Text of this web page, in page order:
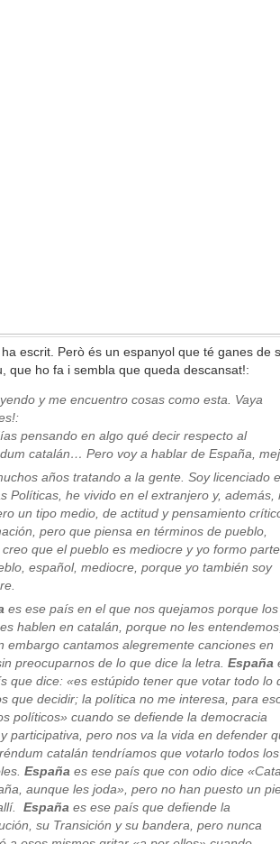
escrit. Però és un espanyol que té ganes de
que ho fa i sembla que queda descansat!:
y me encuentro cosas como esta. Vaya
pensando en algo qué decir respecto al
catalán… Pero voy a hablar de España,
años tratando a la gente. Soy licenciado
Políticas, he vivido en el extranjero y, además,
un tipo medio, de actitud y pensamiento
pero que piensa en términos de pueblo,
que el pueblo es mediocre y yo formo
español, mediocre, porque yo también soy
es ese país en el que nos quejamos porque los
hablen en catalán, porque no les
embargo cantamos alegremente canciones en
preocuparnos de lo que dice la letra.España
que dice: «es estúpido tener que votar todo lo
que decidir; la política no me interesa, para
políticos» cuando se defiende la democracia
participativa, pero nos va la vida en defender
catalán tendríamos que votarlo todos los
España es ese país que con odio dice
aunque les joda», pero no han puesto un
España es ese país que defiende la
su Transición y su bandera, pero nunca